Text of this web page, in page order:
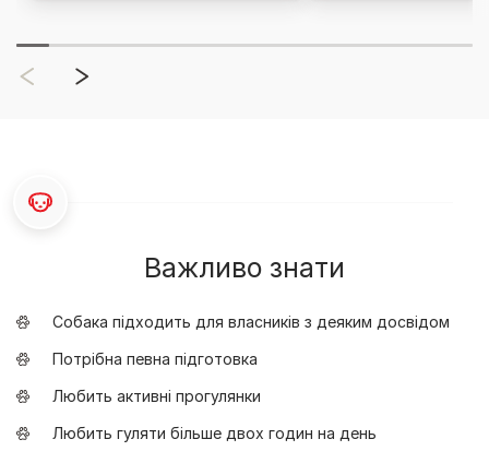
Важливо знати
Собака підходить для власників з деяким досвідом
Потрібна певна підготовка
Любить активні прогулянки
Любить гуляти більше двох годин на день